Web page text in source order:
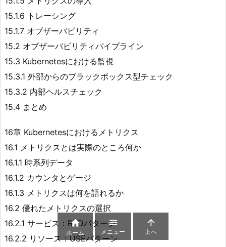
15.1.6 トレーシング
15.1.7 オブザーバビリティ
15.2 オブザーバビリティパイプライン
15.3 Kubernetesにおける監視
15.3.1 外部からのブラックボックス型チェック
15.3.2 内部ヘルスチェック
15.4 まとめ
16章 Kubernetesにおけるメトリクス
16.1 メトリクスとは実際のところ何か
16.1.1 時系列データ
16.1.2 カウンタとゲージ
16.1.3 メトリクスは何を語れるか
16.2 優れたメトリクスの選択
16.2.1 サービス：REDパターン
16.2.2 リソース：USEパターン

ホーム

メニュー

上へ